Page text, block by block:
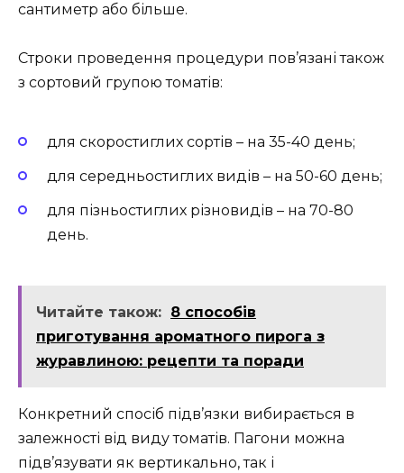
сантиметр або більше.
Строки проведення процедури пов’язані також
з сортовий групою томатів:
для скоростиглих сортів – на 35-40 день;
для середньостиглих видів – на 50-60 день;
для пізньостиглих різновидів – на 70-80
день.
Читайте також: 8 способів
приготування ароматного пирога з
журавлиною: рецепти та поради
Конкретний спосіб підв’язки вибирається в
залежності від виду томатів. Пагони можна
підв’язувати як вертикально, так і